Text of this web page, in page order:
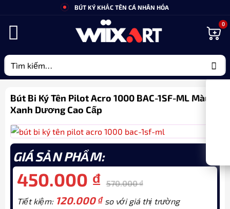
BÚT KÝ KHẮC TÊN CÁ NHÂN HÓA
Tìm
kiếm:
Bút Bi Ký Tên Pilot Acro 1000 BAC-1SF-ML Màu
Xanh Dương Cao Cấp
GIÁ SẢN PHẨM:
450.000 ₫ 570.000₫
Tiết kiệm: 120.000₫so với giá thị trường